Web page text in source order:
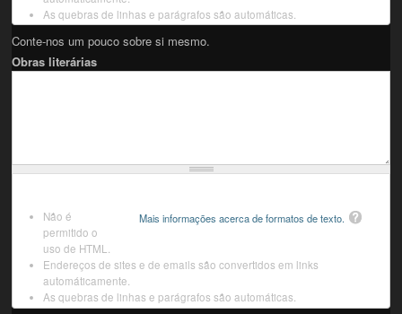
As quebras de linhas e parágrafos são automáticas.
Conte-nos um pouco sobre si mesmo.
Obras literárias
Mais informações acerca de formatos de texto.
Não é
permitido o
uso de HTML.
Endereços de sites e de emails são convertidos em links
automáticamente.
As quebras de linhas e parágrafos são automáticas.